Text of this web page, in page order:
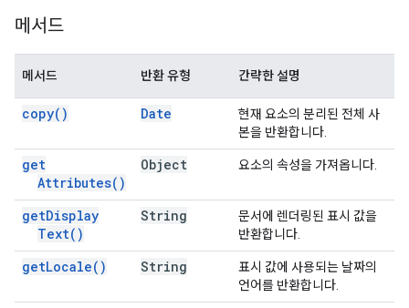
메서드
메서드 반환 유형 간략한 설명
copy( ) Date
현재 요소의 분리된 전체 사
본을 반환합니다.
get
Attributes( )
Object 요소의 속성을 가져옵니다.
getDisplay
Text( )
String
문서에 렌더링된 표시 값을
반환합니다.
getLocale( ) String
표시 값에 사용되는 날짜의
언어를 반환합니다.